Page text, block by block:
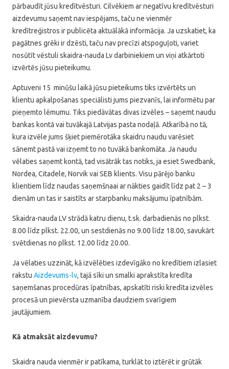
pārbaudīt jūsu kredītvēsturi. Cilvēkiem ar negatīvu kredītvēsturi
aizdevumu saņemt nav iespējams, taču ne vienmēr
kredītreģistros ir publicēta aktuālākā informācija. Ja uzskatiet, ka
pagātnes grēki ir dzēsti, taču nav precīzi atspoguļoti, variet
nosūtīt vēstuli skaidra-nauda Lv darbiniekiem un viņi atkārtoti
izvērtēs jūsu pieteikumu.
Aptuveni 15 minūšu laikā jūsu pieteikums tiks izvērtēts un
klientu apkalpošanas speciālisti jums piezvanīs, lai informētu par
pieņemto lēmumu. Tiks piedāvātas divas izvēles – saņemt naudu
bankas kontā vai tuvākajā Latvijas pasta nodaļā. Atkarībā no tā,
kura izvēle jums šķiet piemērotāka skaidru naudu varēsiet
sānemt pastā vai izņemt to no tuvākā bankomāta. Ja naudu
vēlaties saņemt kontā, tad visātrāk tas notiks, ja esiet Swedbank,
Nordea, Citadele, Norvik vai SEB klients. Visu pārējo banku
klientiem līdz naudas saņemšnaai ar nākties gaidīt līdz pat 2 – 3
dienām un tas ir saistīts ar starpbanku maksājumu īpatnībām.
Skaidra-nauda LV strādā katru dienu, t.sk. darbadienās no plkst.
8.00 līdz plkst. 22.00, un sestdienās no 9.00 līdz 18.00, savukārt
svētdienas no plkst. 12.00 līdz 20.00.
Ja vēlaties uzzināt, kā izvēlēties izdevīgāko no kredītiem izlasiet
rakstu Aizdevums-lv, tajā sīki un smalki aprakstīta kredīta
saņemšanas procedūras īpatnības, apskatīti riski kredīta izvēles
procesā un pievērsta uzmanība daudziem svarīgiem
jautājumiem.
Kā atmaksāt aizdevumu?
Skaidra nauda vienmēr ir patīkama, turklāt to iztērēt ir grūtāk